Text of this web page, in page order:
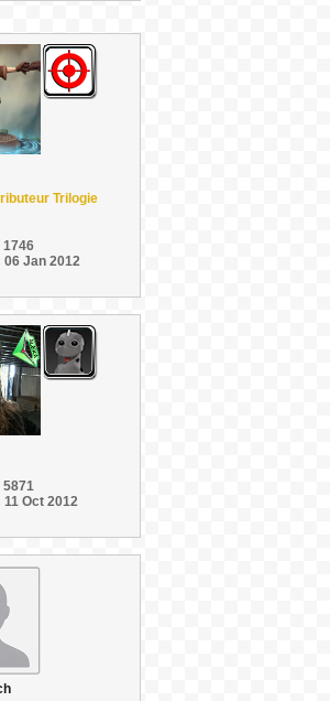
Trilogie
1746
06 Jan 2012
5871
11 Oct 2012